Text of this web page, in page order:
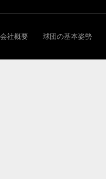
会社概要 球団の基本姿勢